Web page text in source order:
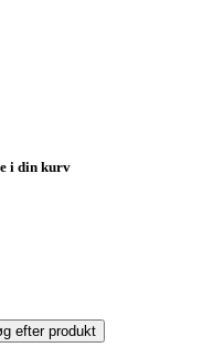
i din kurv
efter produkt